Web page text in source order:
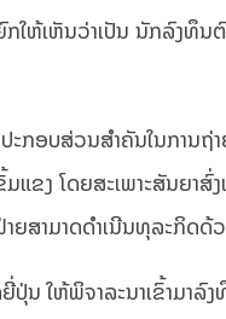
ຫ້ເຫັນວ່າເປັນ ນັກລົງທຶ
ອບສ່ວນສຳຄັນໃນການຖ່
ຂງ ໂດຍສະເພາະສັນຍ
ຍສາມາດດຳເນີນທຸລະກິດດ້
ໃຫ້ພິຈາລະນາເຂົ້າມາລົ